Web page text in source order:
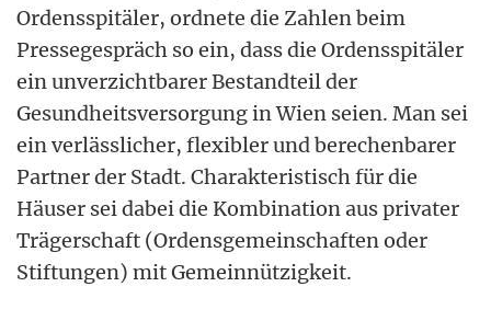
Ordensspitäler, ordnete die Zahlen beim
Pressegespräch so ein, dass die Ordensspitäler
ein unverzichtbarer Bestandteil der
Gesundheitsversorgung in Wien seien. Man sei
ein verlässlicher, flexibler und berechenbarer
Partner der Stadt. Charakteristisch für die
Häuser sei dabei die Kombination aus privater
Trägerschaft (Ordensgemeinschaften oder
Stiftungen) mit Gemeinnützigkeit.